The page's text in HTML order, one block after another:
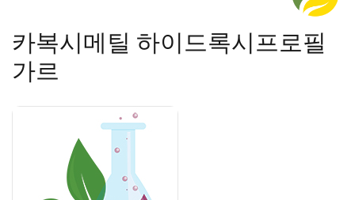
카복시메틸 하이드록시프로필
가르